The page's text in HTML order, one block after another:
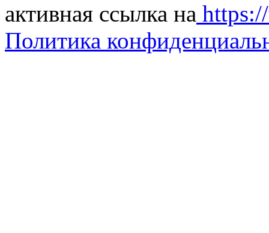
активная ссылка на
Политика